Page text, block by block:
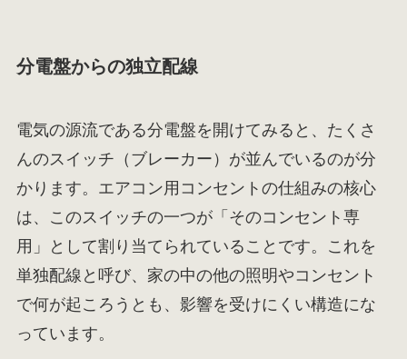
分電盤からの独立配線
電気の源流である分電盤を開けてみると、たくさ
んのスイッチ（ブレーカー）が並んでいるのが分
かります。エアコン用コンセントの仕組みの核心
は、このスイッチの一つが「そのコンセント専
用」として割り当てられていることです。これを
単独配線と呼び、家の中の他の照明やコンセント
で何が起ころうとも、影響を受けにくい構造にな
っています。